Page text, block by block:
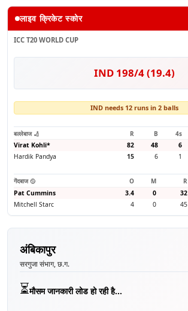
लाइव क्रिकेट स्कोर
ICC T20 WORLD CUP
IND 198/4 (19.4)
IND needs 12 runs in 2 balls
बल्लेबाज 🏏 R B 4s
Virat Kohli* 82 48 6
Hardik Pandya 15 6 1
गेंदबाज 🥎 O M R
Pat Cummins
3.4 0 32
Mitchell Starc 4 0 45
अंबिकापुर
सरगुजा संभाग, छ.ग.
⏳मौसम जानकारी लोड हो रही है...